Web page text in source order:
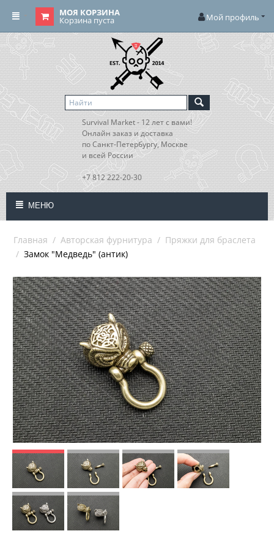
МОЯ КОРЗИНА
Корзина пуста Мой профиль
Survival Market - 12 лет с вами!
Онлайн заказ и доставка
по Санкт-Петербургу, Москве
и всей России
+7 812 222-20-30
МЕНЮ
Главная / Авторская фурнитура / Пряжки для браслета
/ Замок "Медведь" (антик)